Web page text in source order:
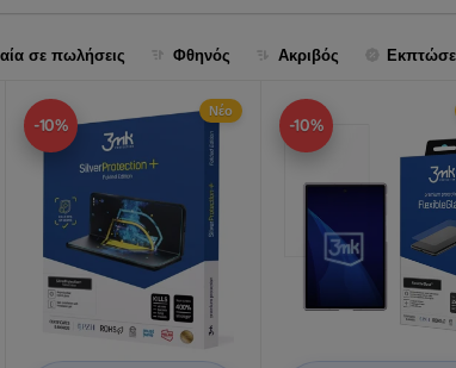
σε πωλήσεις Φθηνός Ακριβός
-10%
Νέο
-10%